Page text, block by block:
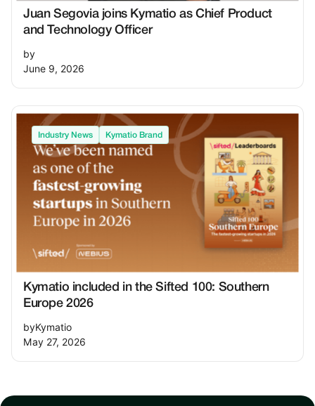
Juan Segovia joins Kymatio as Chief Product
and Technology Officer
by
June 9, 2026
Industry News Kymatio Brand
Kymatio included in the Sifted 100: Southern
Europe 2026
byKymatio
May 27, 2026